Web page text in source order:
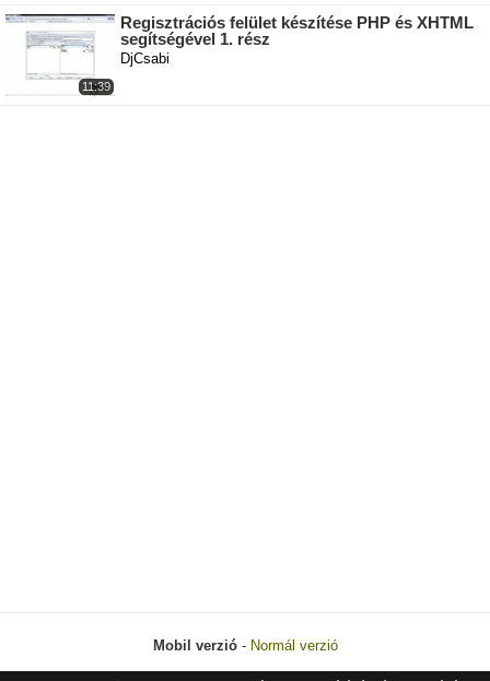
11:39
Regisztrációs felület készítése PHP és XHTML
segítségével 1. rész
DjCsabi
Mobil verzió- Normál verzió